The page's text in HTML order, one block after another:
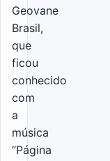
Geovane
Brasil,
que
ficou
conhecido
com
a
música
“Página